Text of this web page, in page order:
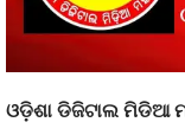
ଓଡ଼ିଶା ଡିଜିଟାଲ ମିଡିଆ